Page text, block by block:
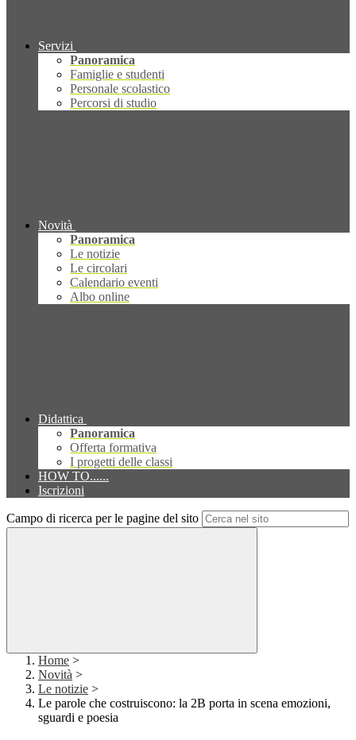
Servizi
Panoramica
Famiglie e studenti
Personale scolastico
Percorsi di studio
Novità
Panoramica
Le notizie
Le circolari
Calendario eventi
Albo online
Didattica
Panoramica
Offerta formativa
I progetti delle classi
HOW TO......
Iscrizioni
Campo di ricerca per le pagine del sito
Home >
Novità >
Le notizie >
Le parole che costruiscono: la 2B porta in scena emozioni,
sguardi e poesia